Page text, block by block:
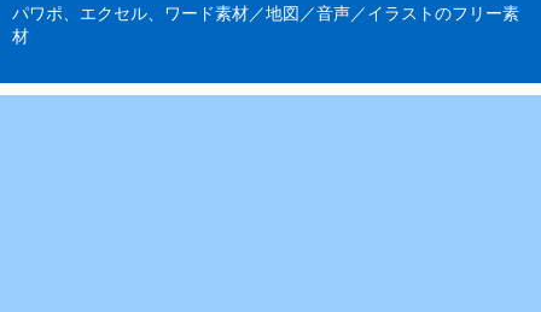
パワポ、エクセル、ワード素材／地図／音声／イラストのフリー素
材

